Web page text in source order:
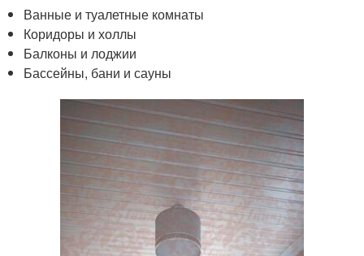
Ванные и туалетные комнаты
Коридоры и холлы
Балконы и лоджии
Бассейны, бани и сауны